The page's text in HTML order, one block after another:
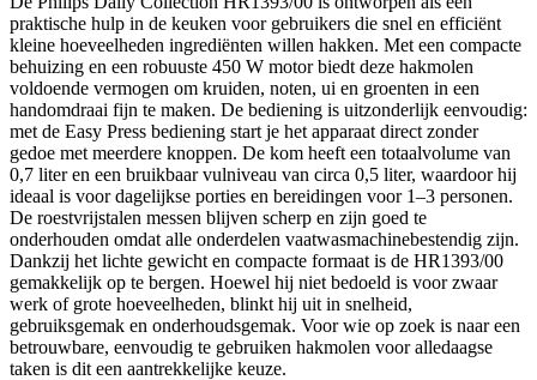
praktische hulp in de keuken voor gebruikers die snel en efficiënt
kleine hoeveelheden ingrediënten willen hakken. Met een compacte
behuizing en een robuuste 450 W motor biedt deze hakmolen
voldoende vermogen om kruiden, noten, ui en groenten in een
handomdraai fijn te maken. De bediening is uitzonderlijk eenvoudig:
met de Easy Press bediening start je het apparaat direct zonder
gedoe met meerdere knoppen. De kom heeft een totaalvolume van
0,7 liter en een bruikbaar vulniveau van circa 0,5 liter, waardoor hij
ideaal is voor dagelijkse porties en bereidingen voor 1–3 personen.
De roestvrijstalen messen blijven scherp en zijn goed te
onderhouden omdat alle onderdelen vaatwasmachinebestendig zijn.
Dankzij het lichte gewicht en compacte formaat is de HR1393/00
gemakkelijk op te bergen. Hoewel hij niet bedoeld is voor zwaar
werk of grote hoeveelheden, blinkt hij uit in snelheid,
gebruiksgemak en onderhoudsgemak. Voor wie op zoek is naar een
betrouwbare, eenvoudig te gebruiken hakmolen voor alledaagse
taken is dit een aantrekkelijke keuze.